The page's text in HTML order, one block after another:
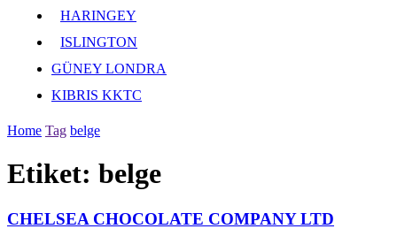
HARINGEY
ISLINGTON
GÜNEY LONDRA
KIBRIS KKTC
Home Tag belge
Etiket: belge
CHELSEA CHOCOLATE COMPANY LTD